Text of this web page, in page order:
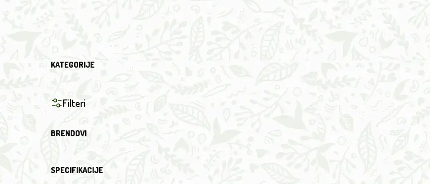
KATEGORIJE
Filteri
BRENDOVI
SPECIFIKACIJE